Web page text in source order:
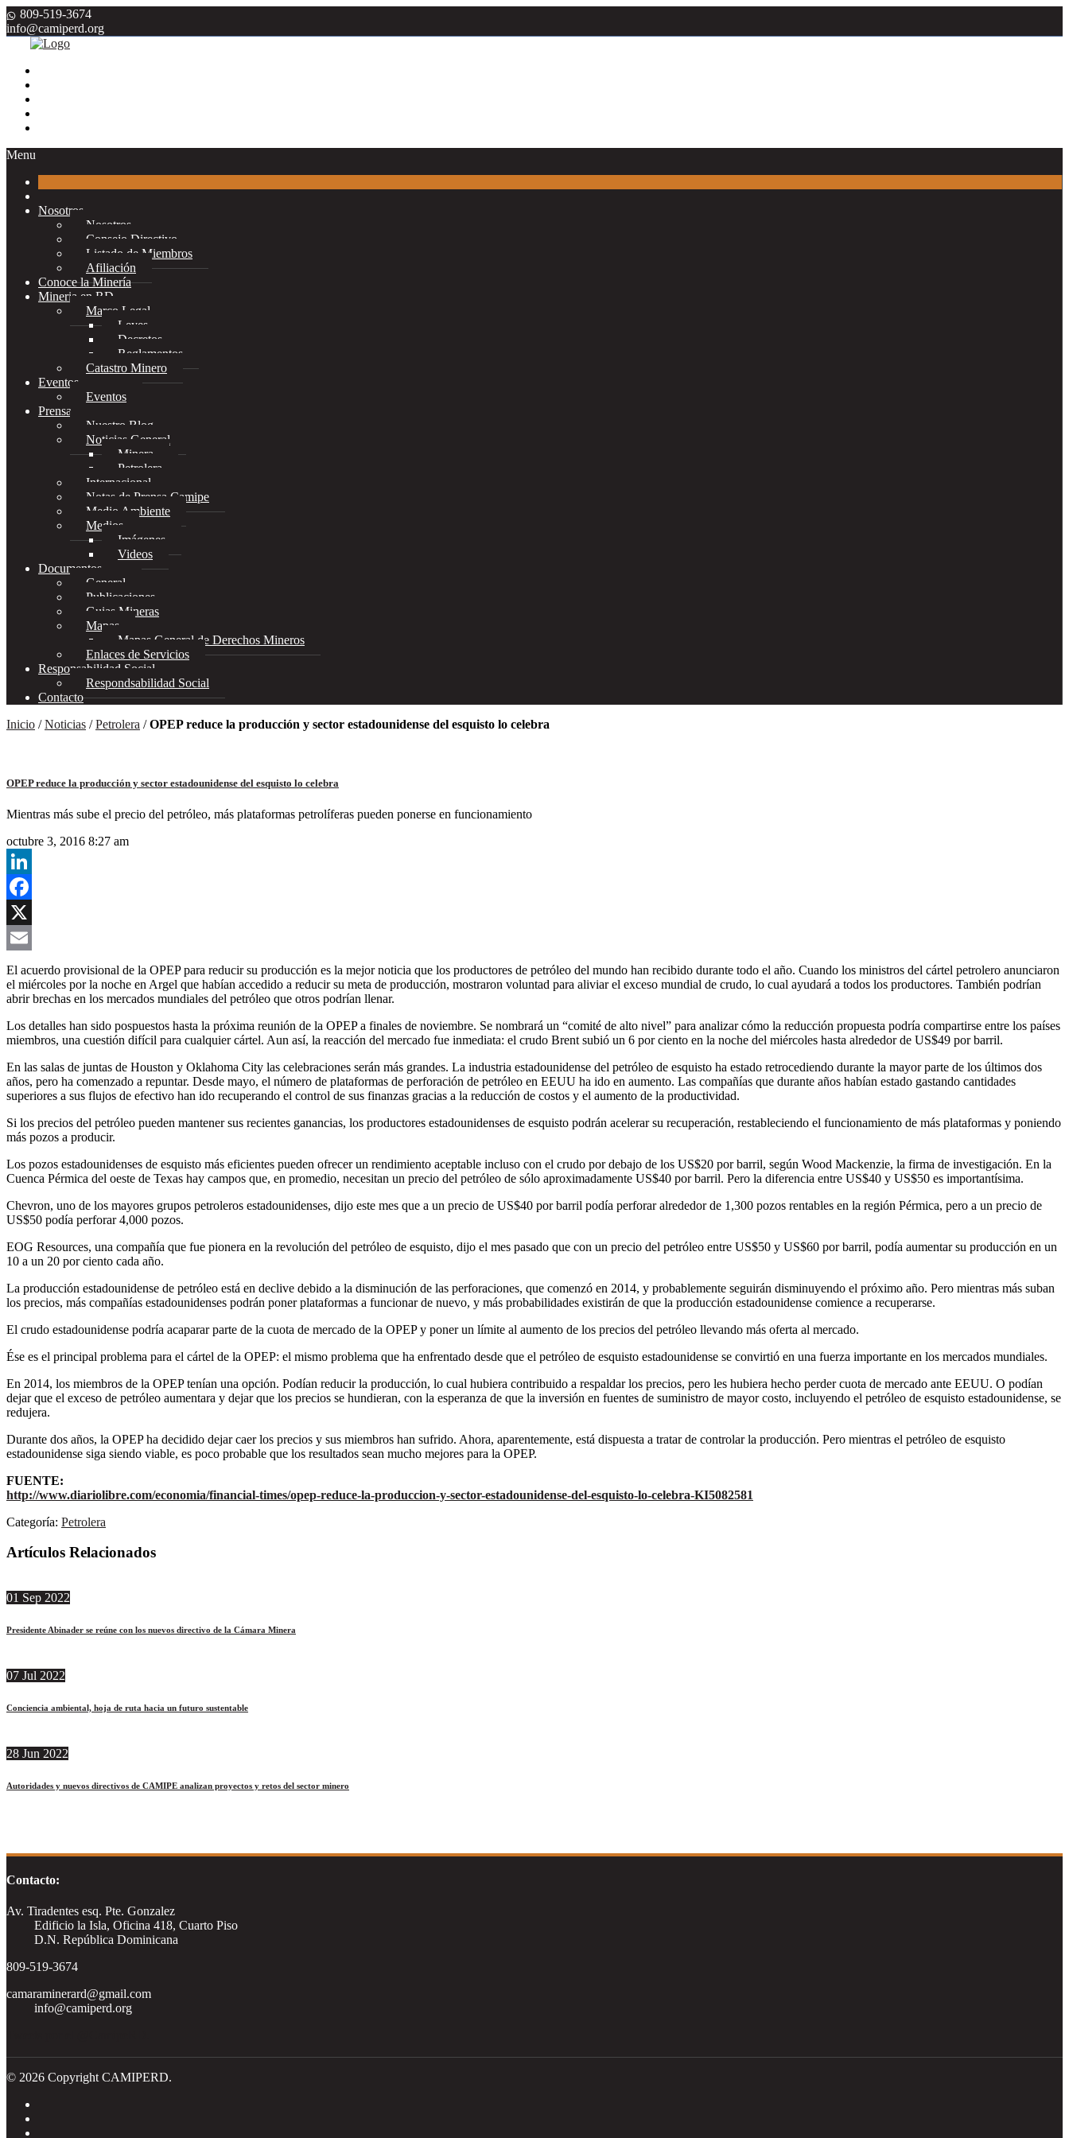
809-519-3674
info@camiperd.org
Menu
Nosotros
Nosotros
Consejo Directivo
Listado de Miembros
Afiliación
Conoce la Minería
Mineria en RD
Marco Legal
Leyes
Decretos
Reglamentos
Catastro Minero
Eventos
Eventos
Prensa
Nuestro Blog
Noticias General
Minera
Petrolera
Internacional
Notas de Prensa Camipe
Medio Ambiente
Medios
Imágenes
Videos
Documentos
General
Publicaciones
Guias Mineras
Mapas
Mapas General de Derechos Mineros
Enlaces de Servicios
Responsabilidad Social
Respondsabilidad Social
Contacto
Inicio /Noticias /Petrolera /OPEP reduce la producción y sector estadounidense del esquisto lo celebra
OPEP reduce la producción y sector estadounidense del esquisto lo celebra
Mientras más sube el precio del petróleo, más plataformas petrolíferas pueden ponerse en funcionamiento
octubre 3, 2016 8:27 am
LinkedIn
Facebook
X
Email
El acuerdo provisional de la OPEP para reducir su producción es la mejor noticia que los productores de petróleo del mundo han recibido durante todo el año. Cuando los ministros del cártel petrolero anunciaron
el miércoles por la noche en Argel que habían accedido a reducir su meta de producción, mostraron voluntad para aliviar el exceso mundial de crudo, lo cual ayudará a todos los productores. También podrían
abrir brechas en los mercados mundiales del petróleo que otros podrían llenar.
Los detalles han sido pospuestos hasta la próxima reunión de la OPEP a finales de noviembre. Se nombrará un “comité de alto nivel” para analizar cómo la reducción propuesta podría compartirse entre los países
miembros, una cuestión difícil para cualquier cártel. Aun así, la reacción del mercado fue inmediata: el crudo Brent subió un 6 por ciento en la noche del miércoles hasta alrededor de US$49 por barril.
En las salas de juntas de Houston y Oklahoma City las celebraciones serán más grandes. La industria estadounidense del petróleo de esquisto ha estado retrocediendo durante la mayor parte de los últimos dos
años, pero ha comenzado a repuntar. Desde mayo, el número de plataformas de perforación de petróleo en EEUU ha ido en aumento. Las compañías que durante años habían estado gastando cantidades
superiores a sus flujos de efectivo han ido recuperando el control de sus finanzas gracias a la reducción de costos y el aumento de la productividad.
Si los precios del petróleo pueden mantener sus recientes ganancias, los productores estadounidenses de esquisto podrán acelerar su recuperación, restableciendo el funcionamiento de más plataformas y poniendo
más pozos a producir.
Los pozos estadounidenses de esquisto más eficientes pueden ofrecer un rendimiento aceptable incluso con el crudo por debajo de los US$20 por barril, según Wood Mackenzie, la firma de investigación. En la
Cuenca Pérmica del oeste de Texas hay campos que, en promedio, necesitan un precio del petróleo de sólo aproximadamente US$40 por barril. Pero la diferencia entre US$40 y US$50 es importantísima.
Chevron, uno de los mayores grupos petroleros estadounidenses, dijo este mes que a un precio de US$40 por barril podía perforar alrededor de 1,300 pozos rentables en la región Pérmica, pero a un precio de
US$50 podía perforar 4,000 pozos.
EOG Resources, una compañía que fue pionera en la revolución del petróleo de esquisto, dijo el mes pasado que con un precio del petróleo entre US$50 y US$60 por barril, podía aumentar su producción en un
10 a un 20 por ciento cada año.
La producción estadounidense de petróleo está en declive debido a la disminución de las perforaciones, que comenzó en 2014, y probablemente seguirán disminuyendo el próximo año. Pero mientras más suban
los precios, más compañías estadounidenses podrán poner plataformas a funcionar de nuevo, y más probabilidades existirán de que la producción estadounidense comience a recuperarse.
El crudo estadounidense podría acaparar parte de la cuota de mercado de la OPEP y poner un límite al aumento de los precios del petróleo llevando más oferta al mercado.
Ése es el principal problema para el cártel de la OPEP: el mismo problema que ha enfrentado desde que el petróleo de esquisto estadounidense se convirtió en una fuerza importante en los mercados mundiales.
En 2014, los miembros de la OPEP tenían una opción. Podían reducir la producción, lo cual hubiera contribuido a respaldar los precios, pero les hubiera hecho perder cuota de mercado ante EEUU. O podían
dejar que el exceso de petróleo aumentara y dejar que los precios se hundieran, con la esperanza de que la inversión en fuentes de suministro de mayor costo, incluyendo el petróleo de esquisto estadounidense, se
redujera.
Durante dos años, la OPEP ha decidido dejar caer los precios y sus miembros han sufrido. Ahora, aparentemente, está dispuesta a tratar de controlar la producción. Pero mientras el petróleo de esquisto
estadounidense siga siendo viable, es poco probable que los resultados sean mucho mejores para la OPEP.
FUENTE:
http://www.diariolibre.com/economia/financial-times/opep-reduce-la-produccion-y-sector-estadounidense-del-esquisto-lo-celebra-KI5082581
Categoría: Petrolera
Artículos Relacionados
01 Sep 2022
Presidente Abinader se reúne con los nuevos directivo de la Cámara Minera
07 Jul 2022
Conciencia ambiental, hoja de ruta hacia un futuro sustentable
28 Jun 2022
Autoridades y nuevos directivos de CAMIPE analizan proyectos y retos del sector minero
Contacto:
Av. Tiradentes esq. Pte. Gonzalez
Edificio la Isla, Oficina 418, Cuarto Piso
D.N. República Dominicana
809-519-3674
camaraminerard@gmail.com
info@camiperd.org
© 2026 Copyright CAMIPERD.